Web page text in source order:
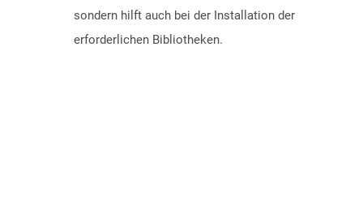
sondern hilft auch bei der Installation der
erforderlichen Bibliotheken.